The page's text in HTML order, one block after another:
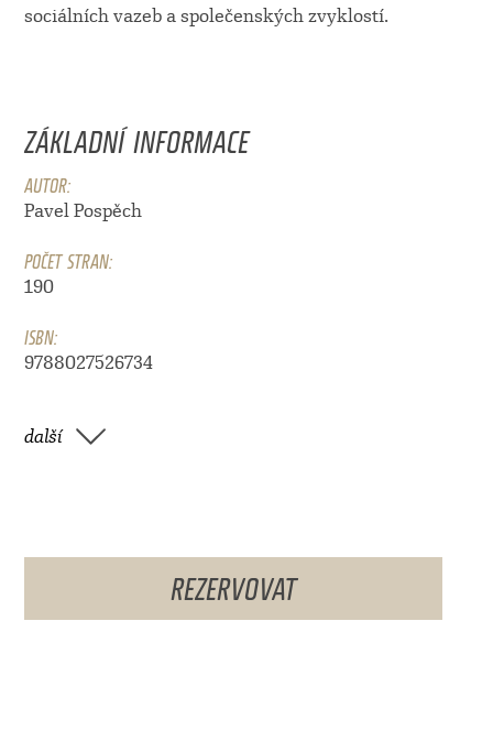
sociálních vazeb a společenských zvyklostí.
ZÁKLADNÍ INFORMACE
AUTOR:
Pavel Pospěch
POČET STRAN:
190
ISBN:
9788027526734
další
REZERVOVAT